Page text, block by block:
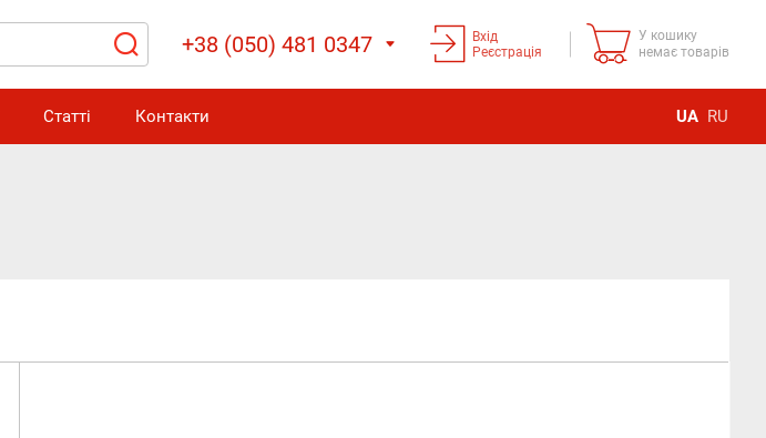
+38 (050) 481 0347
Вхід
Реєстрація
У кошику
немає товарів
Статті Контакти UA RU